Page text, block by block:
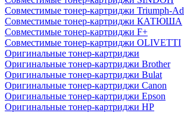
Совместимые тонер-картриджи Triumph-
Совместимые тонер-картриджи КАТЮША
Совместимые тонер-картриджи F+
Совместимые тонер-картриджи OLIVETTI
Оригинальные тонер-картриджи
Оригинальные тонер-картриджи Brother
Оригинальные тонер-картриджи Bulat
Оригинальные тонер-картриджи Canon
Оригинальные тонер-картриджи Epson
Оригинальные тонер-картриджи HP